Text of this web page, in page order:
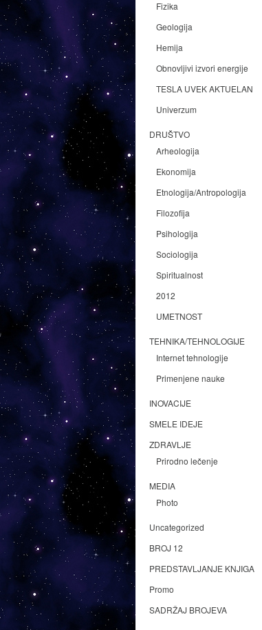
Fizika
Geologija
Hemija
Obnovljivi izvori energije
TESLA UVEK AKTUELAN
Univerzum
DRUŠTVO
Arheologija
Ekonomija
Etnologija/Antropologija
Filozofija
Psihologija
Sociologija
Spiritualnost
2012
UMETNOST
TEHNIKA/TEHNOLOGIJE
Internet tehnologije
Primenjene nauke
INOVACIJE
SMELE IDEJE
ZDRAVLJE
Prirodno lečenje
MEDIA
Photo
Uncategorized
BROJ 12
PREDSTAVLJANJE KNJIGA
Promo
SADRŽAJ BROJEVA